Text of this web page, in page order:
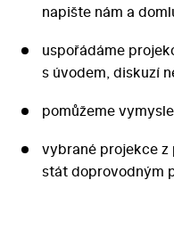
napište nám a
uspořádáme
s úvodem, diskuzí
pomůžeme
vybrané projekce z
stát doprovodným